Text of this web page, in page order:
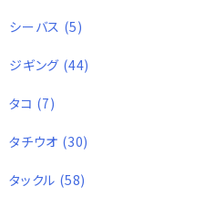
シーバス (5)
ジギング (44)
タコ (7)
タチウオ (30)
タックル (58)